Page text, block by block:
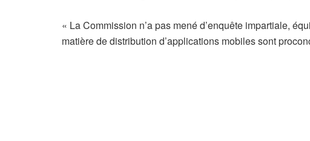
« La Commission n’a pas mené d’enquête impartiale,
matière de distribution d’applications mobiles sont